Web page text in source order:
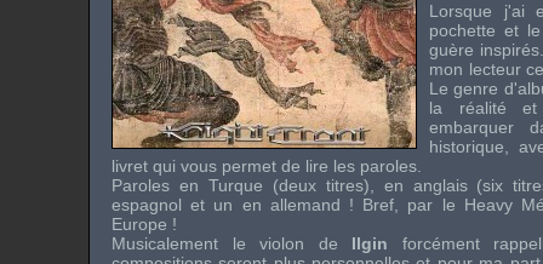
Lorsque j'ai
pochette et
guère
mon lecteur
Le genre
la réalité
embarquer
historique,
livret qui vous permet de lire les paroles.
Paroles en Turque (deux titres), en anglais (six
espagnol et un en allemand ! Bref, par le Heavy
Europe !
Musicalement le violon de Ilgin forcément